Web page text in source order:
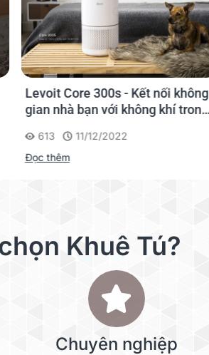
Levoit Core 300s - Kết nối không
gian nhà bạn với không khí trong
613
11/12/2022
Đọc thêm
Khuê Tú?
Chuyên nghiệp